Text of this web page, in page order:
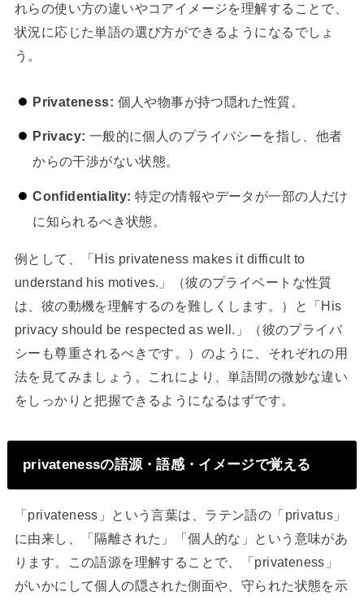
れらの使い方の違いやコアイメージを理解することで、
状況に応じた単語の選び方ができるようになるでしょ
う。
Privateness: 個人や物事が持つ隠れた性質。
Privacy: 一般的に個人のプライバシーを指し、他者
からの干渉がない状態。
Confidentiality: 特定の情報やデータが一部の人だけ
に知られるべき状態。
例として、「His privateness makes it difficult to
understand his motives.」（彼のプライベートな性質
は、彼の動機を理解するのを難しくします。）と「His
privacy should be respected as well.」（彼のプライバ
シーも尊重されるべきです。）のように、それぞれの用
法を見てみましょう。これにより、単語間の微妙な違い
をしっかりと把握できるようになるはずです。
privatenessの語源・語感・イメージで覚える
「privateness」という言葉は、ラテン語の「privatus」
に由来し、「隔離された」「個人的な」という意味があ
ります。この語源を理解することで、「privateness」
がいかにして個人の隠された側面や、守られた状態を示